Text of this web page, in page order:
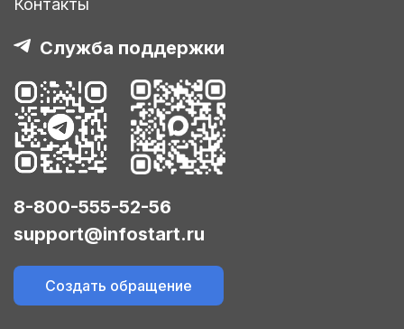
Контакты
Служба поддержки
8-800-555-52-56
support@infostart.ru
Создать обращение